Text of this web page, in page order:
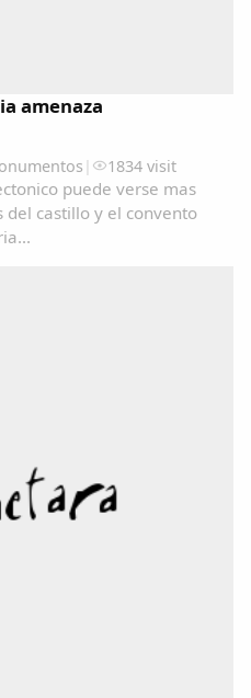
amenaza
| 1834 visit
puede verse mas
castillo y el convento